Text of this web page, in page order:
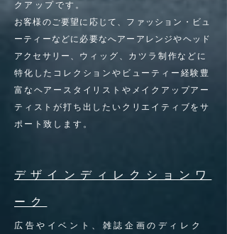
クアップです。
お客様のご要望に応じて、ファッション・ビュ
ーティーなどに必要なへアーアレンジやヘッド
アクセサリー、 ウィッグ、カツラ制作などに
特化したコレクションやビューティー経験豊
富なヘアースタイリストやメイクアップアー
ティストが打ち出したいクリエイティブをサ
ポート致します。
デザインディレクションワ
ーク
広告やイベント、雑誌企画のディレク